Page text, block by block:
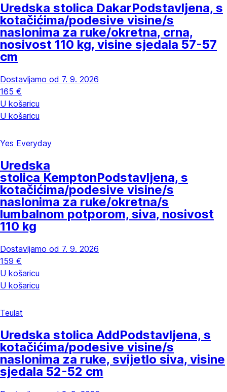
Uredska stolica DakarPodstavljena, s
kotačićima/podesive visine/s
naslonima za ruke/okretna, crna,
nosivost 110 kg, visine sjedala 57-57
cm
Dostavljamo od 7. 9. 2026
165 €
U košaricu
U košaricu
Yes Everyday
Uredska
stolica KemptonPodstavljena, s
kotačićima/podesive visine/s
naslonima za ruke/okretna/s
lumbalnom potporom, siva, nosivost
110 kg
Dostavljamo od 7. 9. 2026
159 €
U košaricu
U košaricu
Teulat
Uredska stolica AddPodstavljena, s
kotačićima/podesive visine/s
naslonima za ruke, svijetlo siva, visine
sjedala 52-52 cm